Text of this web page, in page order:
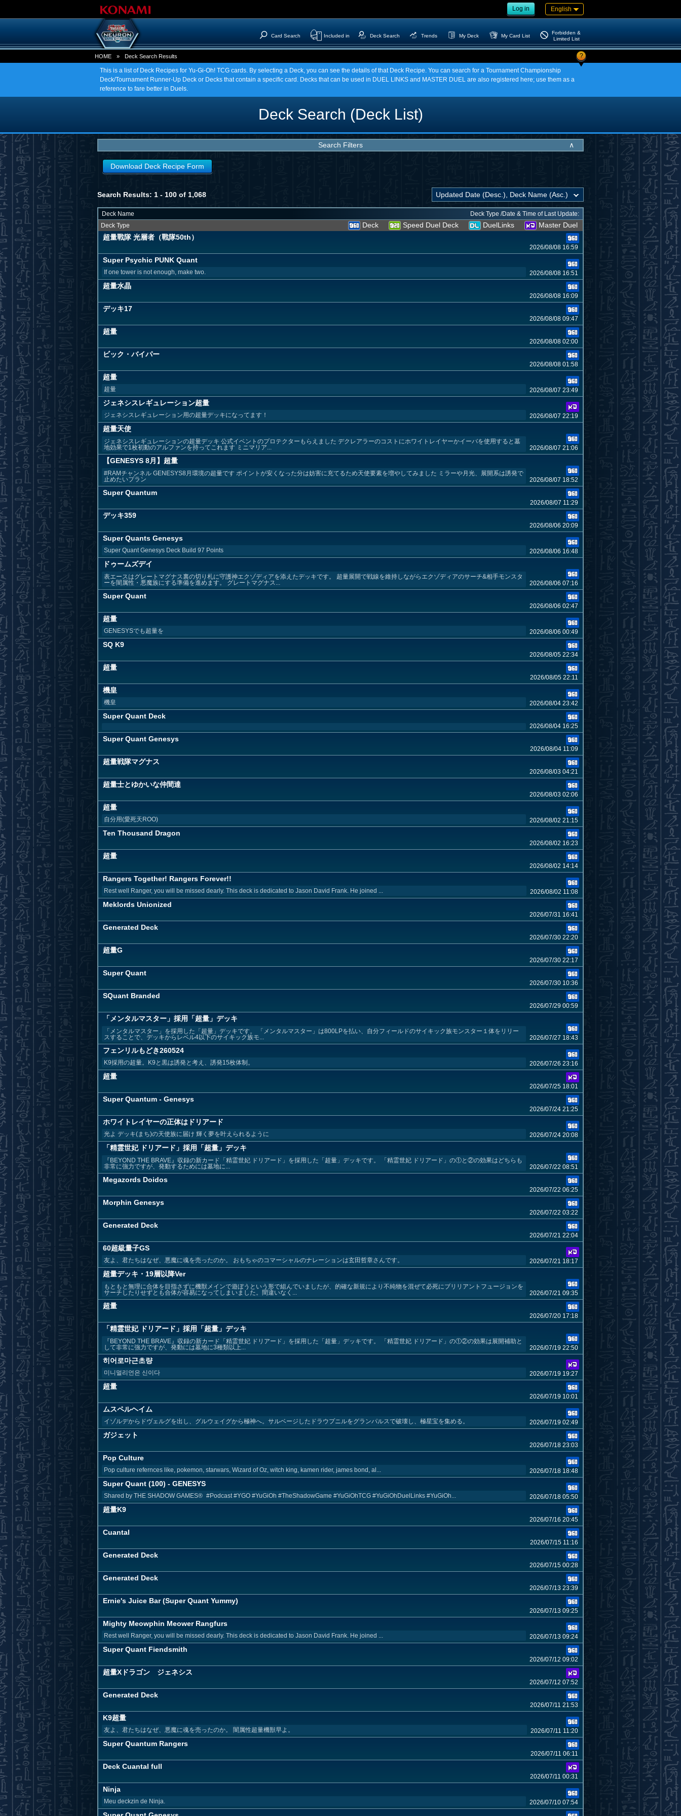
Log in English
Card Search Included in Deck Search Trends My Deck My Card List
Forbidden &
Limited List
HOME » Deck Search Results ?
This is a list of Deck Recipes for Yu-Gi-Oh! TCG cards. By selecting a Deck, you can see the details of that Deck Recipe. You can search for a Tournament Championship
Deck/Tournament Runner-Up Deck or Decks that contain a specific card. Decks that can be used in DUEL LINKS and MASTER DUEL are also registered here; use them as a
reference to fare better in Duels.
Deck Search (Deck List)
Search Filters ∧
Download Deck Recipe Form
Search Results: 1 - 100 of 1,068
Deck Name
Deck Type /Date & Time of Last Update:
Deck Type
Deck Speed Duel Deck DuelLinks
Master Duel
超量戰隊 光層者（戰隊50th）
2026/08/08 16:59
Super Psychic PUNK Quant
If one tower is not enough, make two. 2026/08/08 16:51
超量水晶
2026/08/08 16:09
デッキ17
2026/08/08 09:47
超量
2026/08/08 02:00
ビック・バイパー
2026/08/08 01:58
超量
超量 2026/08/07 23:49
ジェネシスレギュレーション超量
ジェネシスレギュレーション用の超量デッキになってます！ 2026/08/07 22:19
超量天使
ジェネシスレギュレーションの超量デッキ 公式イベントのプロテクターもらえました デクレアラーのコストにホワイトレイヤーかイーバを使用すると墓
地効果で1枚初動のアルファンを持ってこれます ミニマリア...
2026/08/07 21:06
【GENESYS 8月】超量
#RAMチャンネル GENESYS8月環境の超量です ポイントが安くなった分は妨害に充てるため天使要素を増やしてみました ミラーや月光、展開系は誘発で
止めたいプラン
2026/08/07 18:52
Super Quantum
2026/08/07 11:29
デッキ359
2026/08/06 20:09
Super Quants Genesys
Super Quant Genesys Deck Build 97 Points 2026/08/06 16:48
ドゥームズデイ
表エースはグレートマグナス裏の切り札に守護神エクゾディアを添えたデッキです。 超量展開で戦線を維持しながらエクゾディアのサーチ&相手モンスタ
ーを闇属性・悪魔族にする準備を進めます。 グレートマグナス...
2026/08/06 07:16
Super Quant
2026/08/06 02:47
超量
GENESYSでも超量を 2026/08/06 00:49
SQ K9
2026/08/05 22:34
超量
2026/08/05 22:11
機皇
機皇 2026/08/04 23:42
Super Quant Deck
2026/08/04 16:25
Super Quant Genesys
2026/08/04 11:09
超量戦隊マグナス
2026/08/03 04:21
超量士とゆかいな仲間達
2026/08/03 02:06
超量
自分用(愛死天ROO) 2026/08/02 21:15
Ten Thousand Dragon
2026/08/02 16:23
超量
2026/08/02 14:14
Rangers Together! Rangers Forever!!
Rest well Ranger, you will be missed dearly. This deck is dedicated to Jason David Frank. He joined ... 2026/08/02 11:08
Meklords Unionized
2026/07/31 16:41
Generated Deck
2026/07/30 22:20
超量G
2026/07/30 22:17
Super Quant
2026/07/30 10:36
SQuant Branded
2026/07/29 00:59
「メンタルマスター」採用「超量」デッキ
「メンタルマスター」を採用した「超量」デッキです。 「メンタルマスター」は800LPを払い、自分フィールドのサイキック族モンスター１体をリリー
スすることで、デッキからレベル4以下のサイキック族モ...
2026/07/27 18:43
フェンリルもどき260524
K9採用の超量。K9と黒は誘発と考え、誘発15枚体制。 2026/07/26 23:16
超量
2026/07/25 18:01
Super Quantum - Genesys
2026/07/24 21:25
ホワイトレイヤーの正体はドリアード
光よ デッキ(まち)の天使族に届け 輝く夢を叶えられるように 2026/07/24 20:08
「精霊世妃 ドリアード」採用「超量」デッキ
『BEYOND THE BRAVE』収録の新カード「精霊世妃 ドリアード」を採用した「超量」デッキです。 「精霊世妃 ドリアード」の①と②の効果はどちらも
非常に強力ですが、発動するためには墓地に...
2026/07/22 08:51
Megazords Doidos
2026/07/22 06:25
Morphin Genesys
2026/07/22 03:22
Generated Deck
2026/07/21 22:04
60超級量子GS
友よ、君たちはなぜ、悪魔に魂を売ったのか。 おもちゃのコマーシャルのナレーションは玄田哲章さんです。 2026/07/21 18:17
超量デッキ・19層以降Ver
もともと無理に合体を目指さずに機獣メインで遊ぼうという形で組んでいましたが、的確な新規により不純物を混ぜて必死にブリリアントフュージョンを
サーチしたりせずとも合体が容易になってしまいました。間違いなく...
2026/07/21 09:35
超量
2026/07/20 17:18
「精霊世妃 ドリアード」採用「超量」デッキ
『BEYOND THE BRAVE』収録の新カード「精霊世妃 ドリアード」を採用した「超量」デッキです。 「精霊世妃 ドリアード」の①②の効果は展開補助と
して非常に強力ですが、発動には墓地に3種類以上...
2026/07/19 22:50
히어로마근초량
미니멀리언은 신이다 2026/07/19 19:27
超量
2026/07/19 10:01
ムスペルヘイム
イゾルデからドヴェルグを出し、グルウェイグから極神へ。サルベージしたドラウプニルをグランパルスで破壊し、極星宝を集める。 2026/07/19 02:49
ガジェット
2026/07/18 23:03
Pop Culture
Pop culture refernces like, pokemon, starwars, Wizard of Oz, witch king, kamen rider, james bond, al... 2026/07/18 18:48
Super Quant (100) - GENESYS
Shared by THE SHADOW GAMES® #Podcast #YGO #YuGiOh #TheShadowGame #YuGiOhTCG #YuGiOhDuelLinks #YuGiOh... 2026/07/18 05:50
超量K9
2026/07/16 20:45
Cuantal
2026/07/15 11:16
Generated Deck
2026/07/15 00:28
Generated Deck
2026/07/13 23:39
Ernie's Juice Bar (Super Quant Yummy)
2026/07/13 09:25
Mighty Meowphin Meower Rangfurs
Rest well Ranger, you will be missed dearly. This deck is dedicated to Jason David Frank. He joined ... 2026/07/13 09:24
Super Quant Fiendsmith
2026/07/12 09:02
超量Xドラゴン ジェネシス
2026/07/12 07:52
Generated Deck
2026/07/11 21:53
K9超量
友よ、君たちはなぜ、悪魔に魂を売ったのか。 闇属性超量機獣早よ。 2026/07/11 11:20
Super Quantum Rangers
2026/07/11 06:11
Deck Cuantal full
2026/07/11 00:31
Ninja
Meu deckzin de Ninja. 2026/07/10 07:54